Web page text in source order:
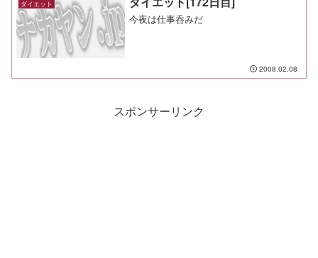
ダイエット
今夜は仕事呑みだ
2008.02.08
スポンサーリンク